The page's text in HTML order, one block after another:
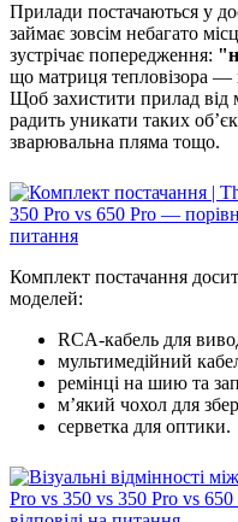
Прилади постачаються у
займає зовсім небагато
зустрічає попередження:
що матриця тепловізора —
Щоб захистити прилад
радить уникати таких
зварювальна пляма тощо.
Комплект постачання
моделей:
RCA-кабель для
мультимедійний
ремінці на шию та
м’який чохол для
серветка для оптики.